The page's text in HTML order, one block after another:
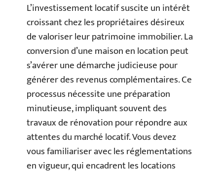
L’investissement locatif suscite un intérêt
croissant chez les propriétaires désireux
de valoriser leur patrimoine immobilier. La
conversion d’une maison en location peut
s’avérer une démarche judicieuse pour
générer des revenus complémentaires. Ce
processus nécessite une préparation
minutieuse, impliquant souvent des
travaux de rénovation pour répondre aux
attentes du marché locatif. Vous devez
vous familiariser avec les réglementations
en vigueur, qui encadrent les locations